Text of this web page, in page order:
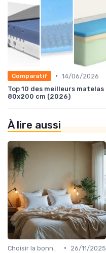
Comparatif • 14/06/2026
Top 10 des meilleurs matelas
80x200 cm (2026)
À lire aussi
•
26/11/2025